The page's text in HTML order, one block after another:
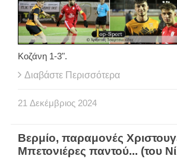
Κοζάνη 1-3".
Διαβάστε Περισσότερα
21 Δεκέμβριος 2024
Βερμίο, παραμονές
Μπετονιέρες παντού... (του